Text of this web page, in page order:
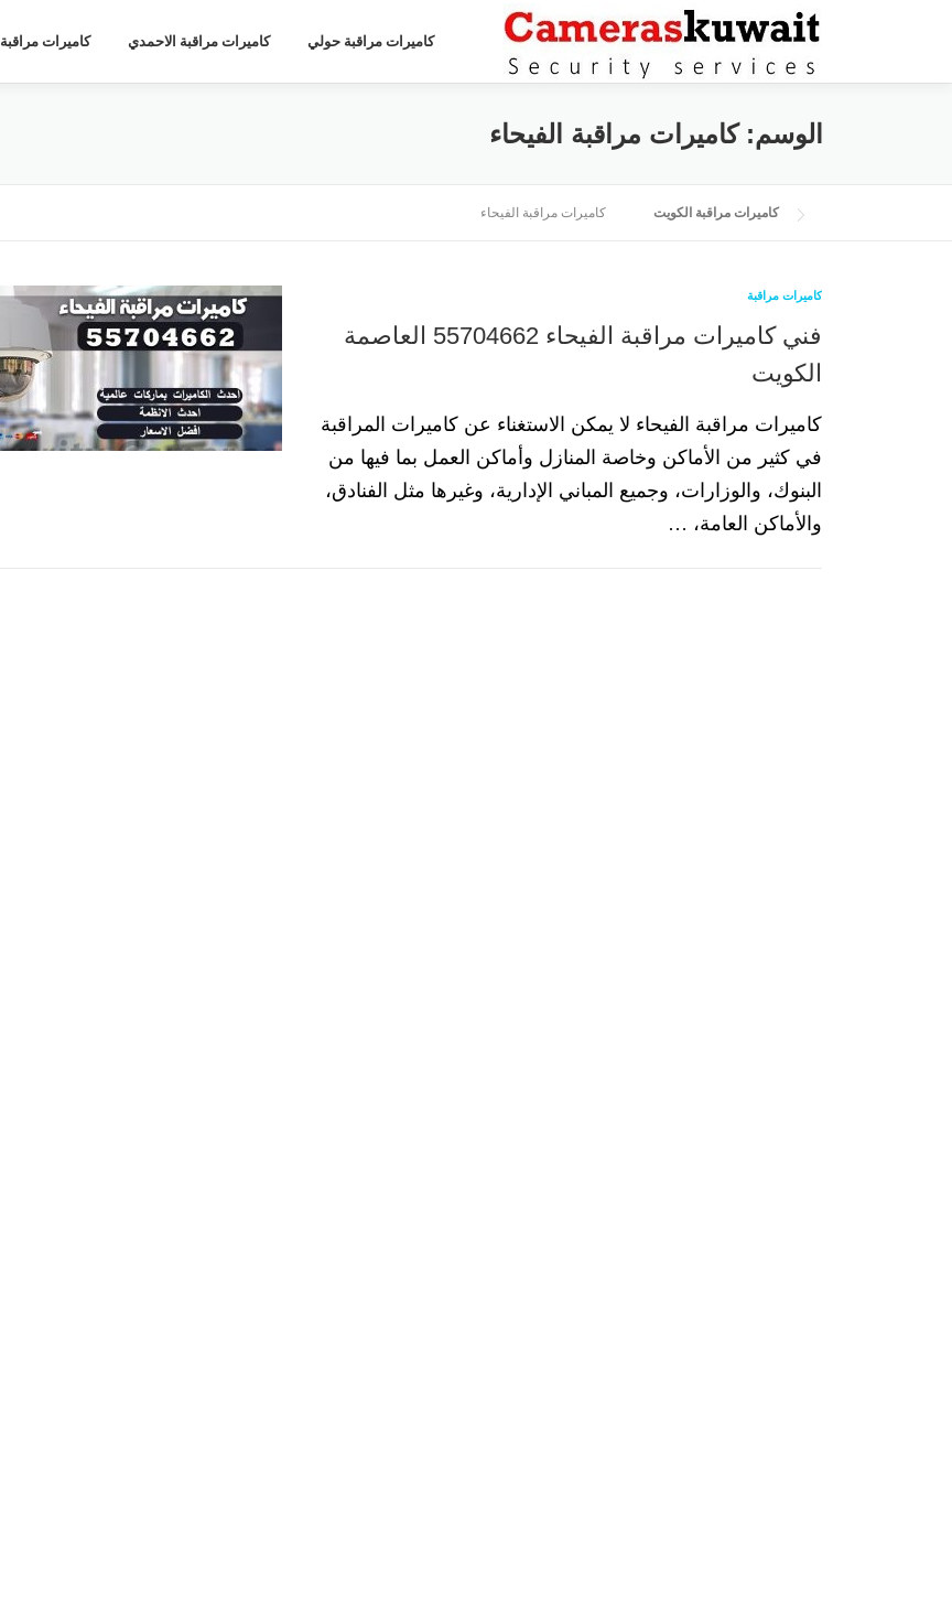
كاميرات مراقبة حولي كاميرات مراقبة الاحمدي كاميرات مراقبة
الوسم:كاميرات مراقبة الفيحاء
كاميرات مراقبة الكويت كاميرات مراقبة الفيحاء
كاميرات مراقبة
فني كاميرات مراقبة الفيحاء 55704662 العاصمة
الكويت
كاميرات مراقبة الفيحاء لا يمكن الاستغناء عن كاميرات المراقبة
في كثير من الأماكن وخاصة المنازل وأماكن العمل بما فيها من
البنوك، والوزارات، وجميع المباني الإدارية، وغيرها مثل الفنادق،
والأماكن العامة، …